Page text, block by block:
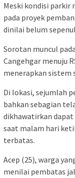
Meski kondisi
pada proyek
dinilai belum
Sorotan muncul
Cangehgar menuju
menerapkan sistem
Di lokasi, sejumlah
bahkan sebagian
dikhawatirkan
saat malam hari
terbatas.
Acep (25), warga
menilai pembatas